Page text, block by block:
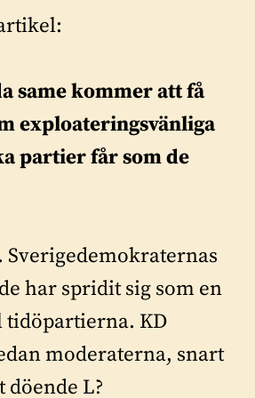
same kommer att få
exploateringsvänliga
partier får som de
Sverigedemokraternas
har spridit sig som en
KD
moderaterna, snart
döende L?